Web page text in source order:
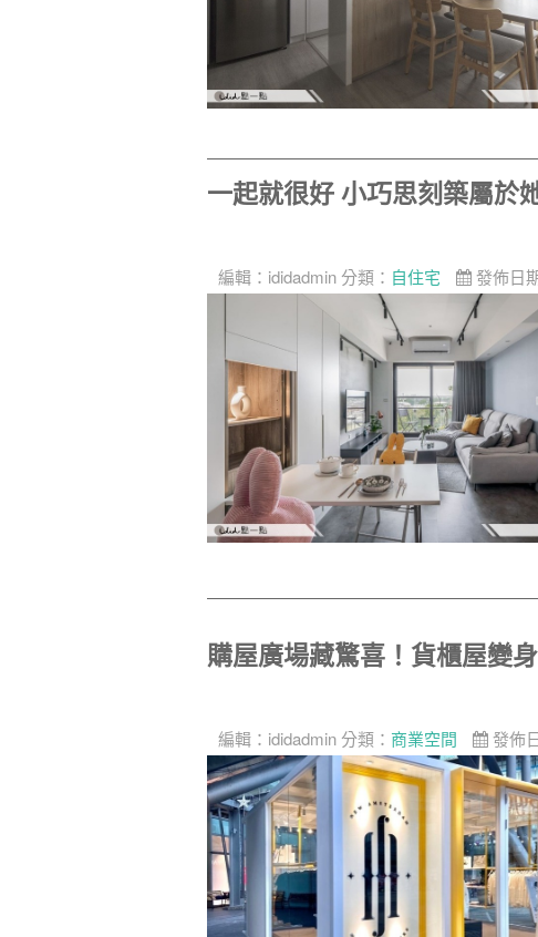
一起就很好 小巧思刻築屬於
編輯： ididadmin 分類： 自住宅 發佈日
購屋廣場藏驚喜！貨櫃屋變
編輯： ididadmin 分類： 商業空間 發佈